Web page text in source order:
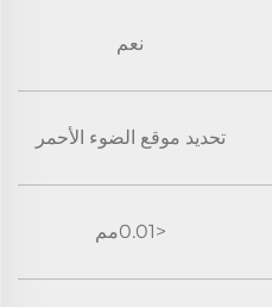
نعم
تحديد موقع الضوء الأحمر
<0.01مم